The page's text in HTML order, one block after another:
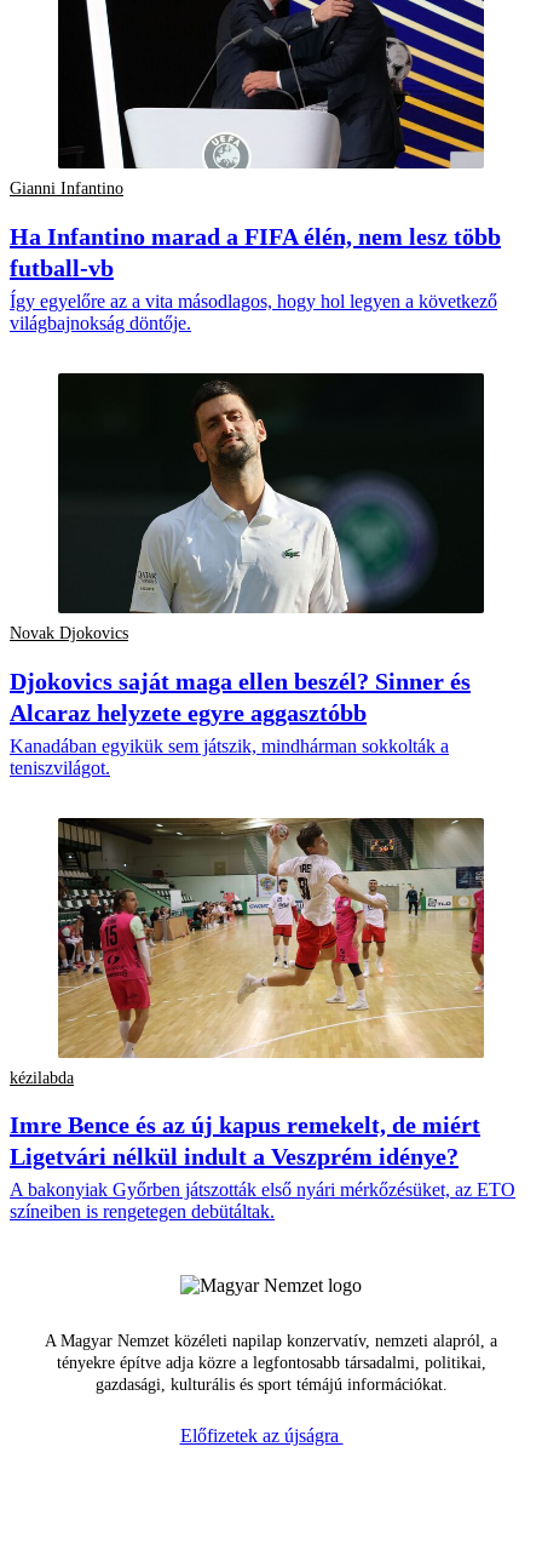
Gianni Infantino
Ha Infantino marad a FIFA élén, nem lesz több
futball-vb
Így egyelőre az a vita másodlagos, hogy hol legyen a következő
világbajnokság döntője.
Novak Djokovics
Djokovics saját maga ellen beszél? Sinner és
Alcaraz helyzete egyre aggasztóbb
Kanadában egyikük sem játszik, mindhárman sokkolták a
teniszvilágot.
kézilabda
Imre Bence és az új kapus remekelt, de miért
Ligetvári nélkül indult a Veszprém idénye?
A bakonyiak Győrben játszották első nyári mérkőzésüket, az ETO
színeiben is rengetegen debütáltak.
A Magyar Nemzet közéleti napilap konzervatív, nemzeti alapról, a
tényekre építve adja közre a legfontosabb társadalmi, politikai,
gazdasági, kulturális és sport témájú információkat.
Előfizetek az újságra